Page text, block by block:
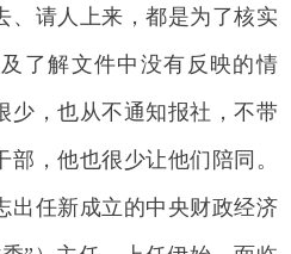
、请人上来，都是为了核实
了解文件中没有反映的情
少，也从不通知报社，不带
，他也很少让他们陪同。
出任新成立的中央财政经济